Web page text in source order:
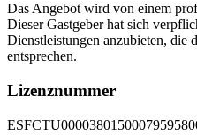
Das Angebot wird von einem
Dieser Gastgeber hat sich
Dienstleistungen anzubieten, die
entsprechen.
Lizenznummer